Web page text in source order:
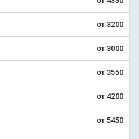
от 3200
от 3000
от 3550
от 4200
от 5450